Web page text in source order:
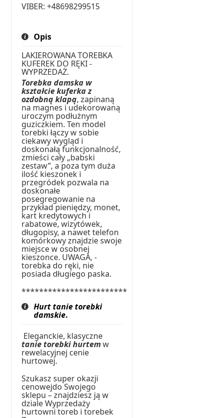
VIBER:+48698299515
Opis
LAKIEROWANA TOREBKA
KUFEREK DO RĘKI -
WYPRZEDAŻ.
Torebka damska w
kształcie kuferka z
ozdobną klapą, zapinaną
na magnes i udekorowaną
uroczym podłużnym
guziczkiem. Ten model
torebki łączy w sobie
ciekawy wygląd i
doskonałą funkcjonalność,
zmieści cały „babski
zestaw”, a poza tym duża
ilość kieszonek i
przegródek pozwala na
doskonałe
posegregowanie na
przykład pieniędzy, monet,
kart kredytowych i
rabatowe, wizytówek,
długopisy, a nawet telefon
komórkowy znajdzie swoje
miejsce w osobnej
kieszonce. UWAGA, -
torebka do ręki, nie
posiada długiego paska.
************************
Hurt tanie torebki
damskie.
Eleganckie, klasyczne
tanie torebki hurtemw
rewelacyjnej cenie
hurtowej.
Szukasz super okazji
cenowejdo Swojego
sklepu – znajdziesz ją w
dziale Wyprzedaży
hurtowni toreb i torebek